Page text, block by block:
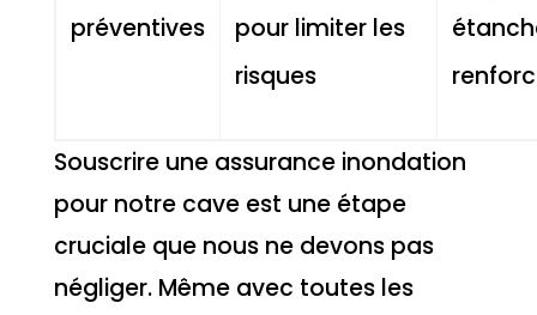
préventives
pour limiter les
risques
Souscrire une assurance inondation
pour notre cave est une étape
cruciale que nous ne devons pas
négliger. Même avec toutes les